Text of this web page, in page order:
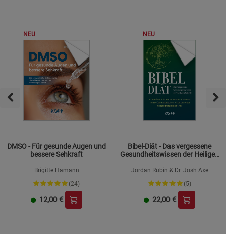
NEU
DMSO - Für gesunde Augen und
bessere Sehkraft
Brigitte Hamann
(24)
12,00 €
NEU
Bibel-Diät - Das vergessene
Gesundheitswissen der Heiligen
Jordan Rubin & Dr. Josh Axe
(5)
22,00 €